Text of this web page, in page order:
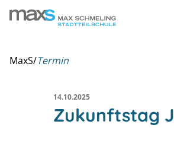
MaxS/Termin
14.10.2025
Zukunftstag